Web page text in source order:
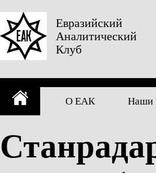
to
content
Евразийский
Аналитический
Клуб
О ЕАК Наши